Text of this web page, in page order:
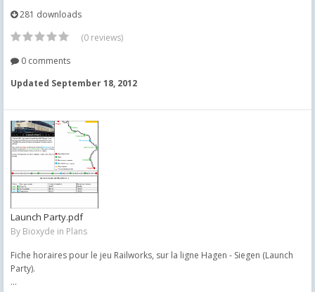
281 downloads
(0 reviews)
0 comments
Updated September 18, 2012
Launch Party.pdf
By Bioxyde in Plans
Fiche horaires pour le jeu Railworks, sur la ligne Hagen - Siegen (Launch
Party).
...